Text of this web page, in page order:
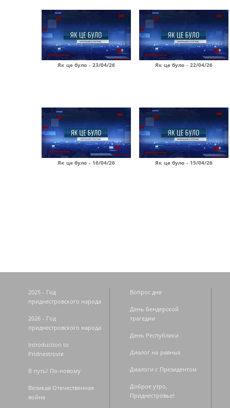
Як це було - 23/04/26 Як це було - 22/04/26
Як це було - 16/04/26 Як це було - 15/04/26
2025 - Год
приднестровского народа
2026 - Год
приднестровского народа
Introduction to
Pridnestrovie
В путь! По-новому
Великая Отечественная
война
Вопрос дня
День Бендерской
трагедии
День Республики
Диалог на равных
Диалоги с Президентом
Доброе утро,
Приднестровье!